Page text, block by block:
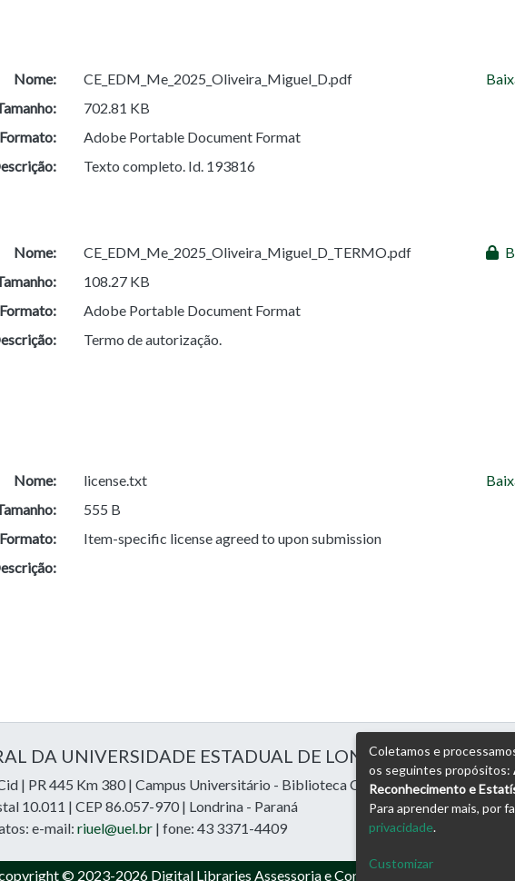
Nome:
CE_EDM_Me_2025_Oliveira_Miguel_D.pdf
702.81 KB
Formato:
Adobe Portable Document Format
Texto completo. Id. 193816
Nome:
CE_EDM_Me_2025_Oliveira_Miguel_D_TERMO.pdf
108.27 KB
Formato:
Adobe Portable Document Format
Termo de autorização.
Nome:
license.txt
555 B
Formato:
Item-specific license agreed to upon submission
DA UNIVERSIDADE ESTADUAL DE LONDRINA
| PR 445 Km 380 | Campus Universitário - Biblioteca Central
10.011 | CEP 86.057-970 | Londrina - Paraná
e-mail: riuel@uel.br | fone: 43 3371-4409
© 2023-2026 Digital Libraries Assessoria e Consultoria
Coletamos e
os seguintes propósitos:
Reconhecimento e
Para aprender mais, por
privacidade.
Customizar